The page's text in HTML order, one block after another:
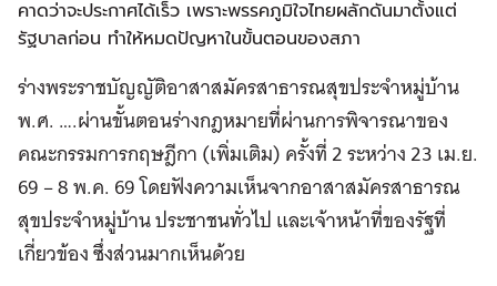
คาดว่าจะประกาศได้เร็ว เพราะพรรคภูมิใจไทยผลักดันมาตั้งแต่
รัฐบาลก่อน ทำให้หมดปัญหาในขั้นตอนของสภา
ร่างพระราชบัญญัติอาสาสมัครสาธารณสุขประจําหมู่บ้าน
พ.ศ. ….ผ่านขั้นตอนร่างกฎหมายที่ผ่านการพิจารณาของ
คณะกรรมการกฤษฎีกา (เพิ่มเติม) ครั้งที่ 2 ระหว่าง 23 เม.ย.
69 – 8 พ.ค. 69 โดยฟังความเห็นจากอาสาสมัครสาธารณ
สุขประจําหมู่บ้าน ประชาชนทั่วไป และเจ้าหน้าที่ของรัฐที่
เกี่ยวข้อง ซึ่งส่วนมากเห็นด้วย